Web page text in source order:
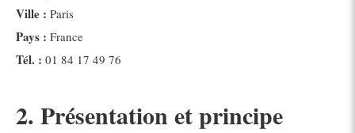
Ville : Paris
Pays : France
Tél. : 01 84 17 49 76
2. Présentation et principe